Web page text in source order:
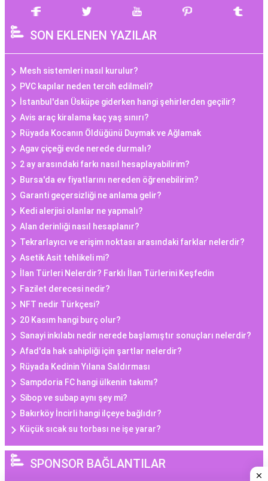
SON EKLENEN YAZILAR
Mesh sistemleri nasıl kurulur?
PVC kapılar neden tercih edilmeli?
İstanbul'dan Üsküpe giderken hangi şehirlerden geçilir?
Avis araç kiralama kaç yaş sınırı?
Rüyada Kocanın Öldüğünü Duymak ve Ağlamak
Agav çiçeği evde nerede durmalı?
2 ay arasındaki farkı nasıl hesaplayabilirim?
Bursa'da ev fiyatlarını nereden öğrenebilirim?
Garanti geçersizliği ne anlama gelir?
Kedi alerjisi olanlar ne yapmalı?
Alan derinliği nasıl hesaplanır?
Tekrarlayıcı ve erişim noktası arasındaki farklar nelerdir?
Asetik Asit tehlikeli mi?
İlan Türleri Nelerdir? Farklı İlan Türlerini Keşfedin
Fazilet derecesi nedir?
NFT nedir Türkçesi?
20 Kasım hangi burç olur?
Sanayi inkılabı nedir nerede başlamıştır sonuçları nelerdir?
Afad'da hak sahipliği için şartlar nelerdir?
Rüyada Kedinin Yılana Saldırması
Sampdoria FC hangi ülkenin takımı?
Sibop ve subap aynı şey mi?
Bakırköy İncirli hangi ilçeye bağlıdır?
Küçük sıcak su torbası ne işe yarar?
SPONSOR BAĞLANTILAR